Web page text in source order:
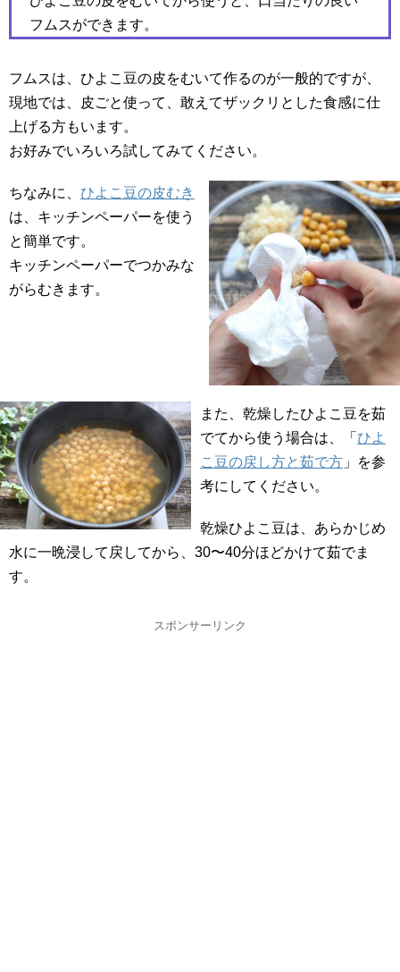
フムスができます。
フムスは、ひよこ豆の皮をむいて作るのが一般的ですが、
現地では、皮ごと使って、敢えてザックリとした食感に仕
上げる方もいます。
お好みでいろいろ試してみてください。
ちなみに、 ひよこ豆の皮むき
は、キッチンペーパーを使う
と簡単です。
キッチンペーパーでつかみな
がらむきます。
また、乾燥したひよこ豆を茹
でてから使う場合は、「 ひよ
こ豆の戻し方と茹で方 」を参
考にしてください。
乾燥ひよこ豆は、あらかじめ
水に一晩浸して戻してから、30〜40分ほどかけて茹でま
す。
スポンサーリンク